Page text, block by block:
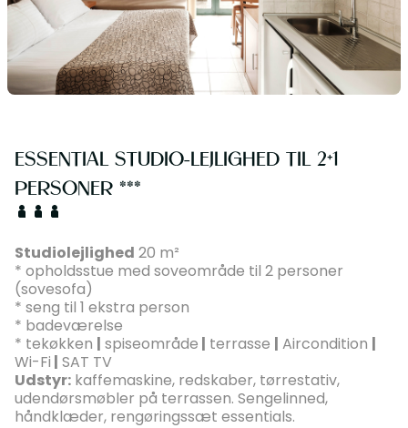
ESSENTIAL STUDIO-LEJLIGHED TIL 2+1
PERSONER ***
Studiolejlighed 20 m²
* opholdsstue med soveområde til 2 personer
(sovesofa)
* seng til 1 ekstra person
* badeværelse
* tekøkken | spiseområde | terrasse | Aircondition |
Wi-Fi | SAT TV
Udstyr: kaffemaskine, redskaber, tørrestativ,
udendørsmøbler på terrassen. Sengelinned,
håndklæder, rengøringssæt essentials.